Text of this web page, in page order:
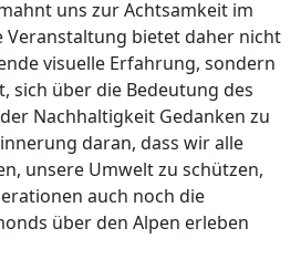
uns zur Achtsamkeit im
Veranstaltung bietet daher nicht
visuelle Erfahrung, sondern
sich über die Bedeutung des
Nachhaltigkeit Gedanken zu
daran, dass wir alle
unsere Umwelt zu schützen,
auch noch die
über den Alpen erleben